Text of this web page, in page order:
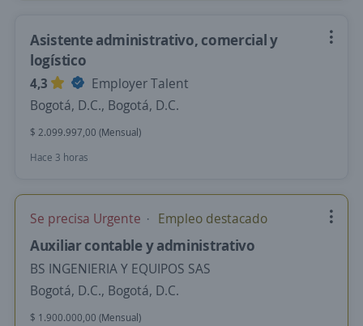
Asistente administrativo, comercial y
logístico
4,3
Employer Talent
Bogotá, D.C., Bogotá, D.C.
$ 2.099.997,00 (Mensual)
Hace 3 horas
Se precisa Urgente Empleo destacado
Auxiliar contable y administrativo
BS INGENIERIA Y EQUIPOS SAS
Bogotá, D.C., Bogotá, D.C.
$ 1.900.000,00 (Mensual)